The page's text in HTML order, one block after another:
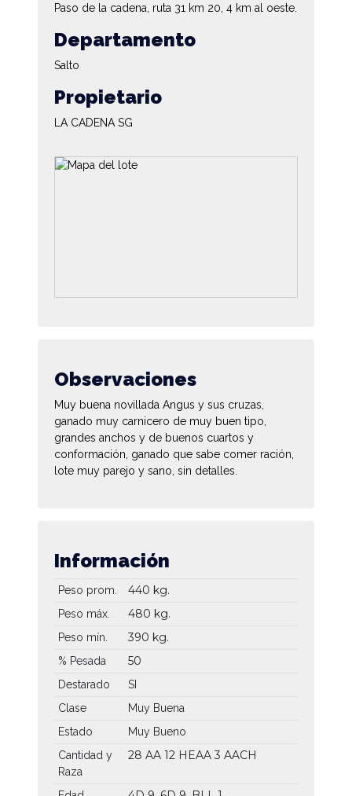
Paso de la cadena, ruta 31 km 20, 4 km al oeste.
Departamento
Salto
Propietario
LA CADENA SG
Observaciones
Muy buena novillada Angus y sus cruzas,
ganado muy carnicero de muy buen tipo,
grandes anchos y de buenos cuartos y
conformación, ganado que sabe comer ración,
lote muy parejo y sano, sin detalles.
Información
Peso prom. 440 kg.
Peso máx. 480 kg.
Peso mín. 390 kg.
% Pesada 50
Destarado
SI
Clase
Muy Buena
Estado
Muy Bueno
Cantidad y
Raza
28 AA 12 HEAA3 AACH